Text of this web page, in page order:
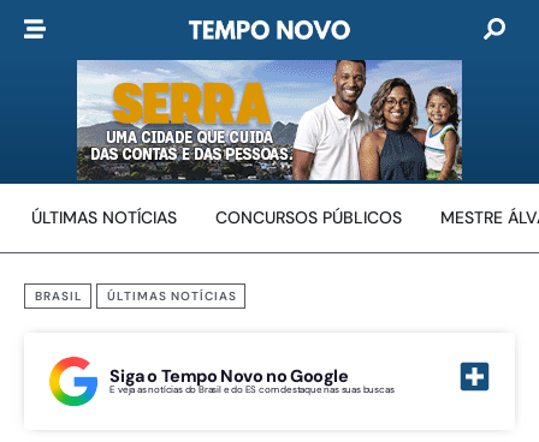
ÚLTIMAS NOTÍCIAS CONCURSOS PÚBLICOS MESTRE
BRASIL ÚLTIMAS NOTÍCIAS
Siga o Tempo Novo no Google
E veja as notícias do Brasil e do ES com destaque nas suas buscas